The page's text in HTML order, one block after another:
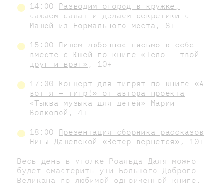
14:00 Разводим огород в кружке,
сажаем салат и делаем секретики с
Машей из Нормального места , 8+
15:00 Пишем любовное письмо к себе
вместе с Юшей по книге «Тело — твой
друг и враг» , 10+
17:00 Концерт для тигрят по книге «‎А
вот я — тигр!» от автора проекта
«Тыква музыка для детей» Марии
Волковой , 4+
18:00 Презентация сборника рассказов
Нины Дашевской «Ветер вернётся» , 10+
Весь день в уголке Роальда Даля можно
будет смастерить уши Большого Доброго
Великана по любимой одноимённой книге.